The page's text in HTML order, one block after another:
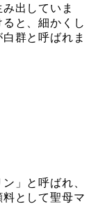
出していま
と、細かくし
群と呼ばれま
」と呼ばれ、
として聖母マ